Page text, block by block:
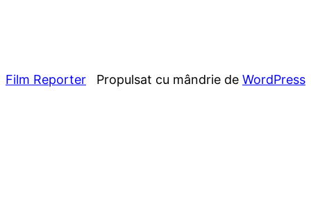
Film Reporter Propulsat cu mândrie de WordPress